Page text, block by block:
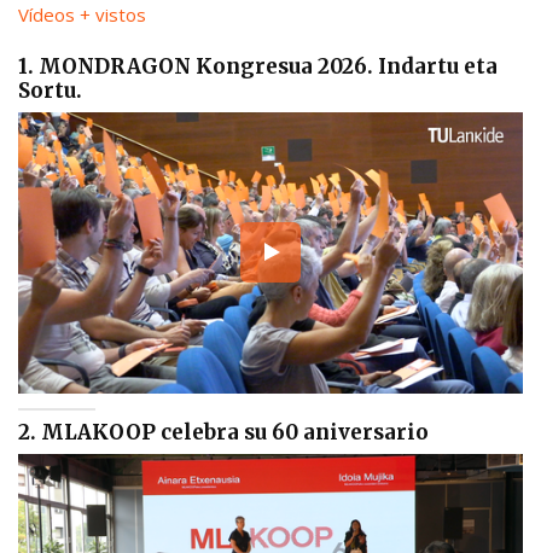
Vídeos + vistos
1. MONDRAGON Kongresua 2026. Indartu eta
Sortu.
2. MLAKOOP celebra su 60 aniversario